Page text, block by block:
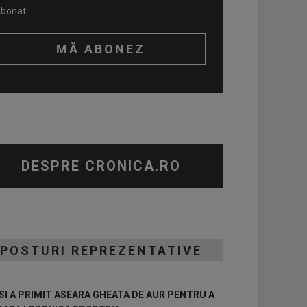
DESPRE CRONICA.RO
POSTURI REPREZENTATIVE
A PRIMIT ASEARA GHEATA DE AUR PENTRU A